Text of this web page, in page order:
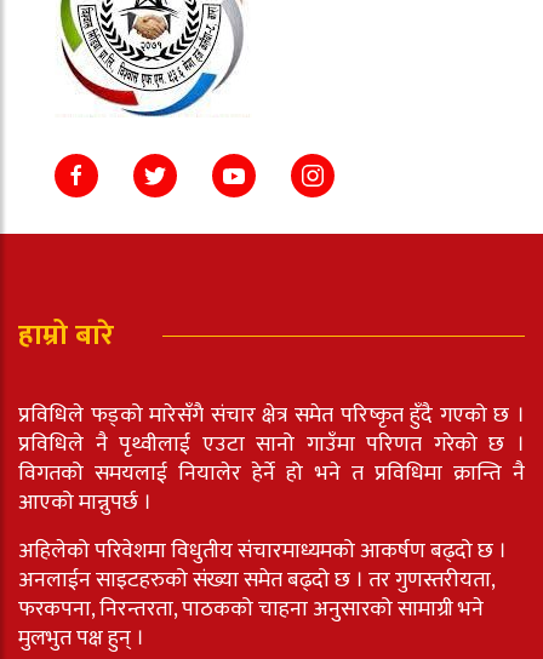
हाम्रो बारे
प्रविधिले फड्को मारेसँगै संचार क्षेत्र समेत परिष्कृत हुँदै गएको छ ।
प्रविधिले नै पृथ्वीलाई एउटा सानो गाउँमा परिणत गरेको छ ।
विगतको समयलाई नियालेर हेर्ने हो भने त प्रविधिमा क्रान्ति नै
आएको मान्नुपर्छ ।
अहिलेको परिवेशमा विधुतीय संचारमाध्यमको आकर्षण बढ्दो छ ।
अनलाईन साइटहरुको संख्या समेत बढ्दो छ । तर गुणस्तरीयता,
फरकपना, निरन्तरता, पाठकको चाहना अनुसारको सामाग्री भने
मुलभुत पक्ष हुन् ।